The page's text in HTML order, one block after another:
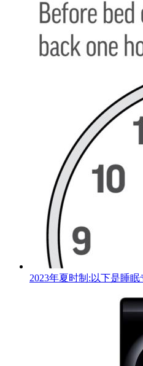
2023年夏时制:以下是睡